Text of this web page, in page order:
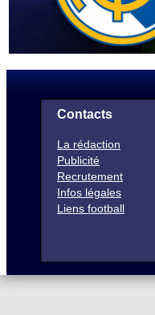
Contacts
La rédaction
Publicité
Recrutement
Infos légales
Liens football